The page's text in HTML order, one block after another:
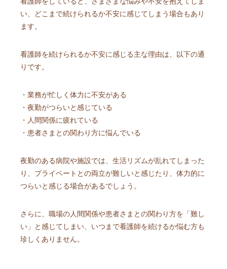
い、どこまで続けられるか不安に感じてしまう場合もあり
ます。
看護師を続けられるか不安に感じる主な理由は、以下の通
りです。
・業務が忙しく体力に不安がある
・夜勤がつらいと感じている
・人間関係に疲れている
・患者さまとの関わり方に悩んでいる
夜勤のある病院や施設では、生活リズムが乱れてしまった
り、プライベートとの両立が難しいと感じたり、体力的に
つらいと感じる場合があるでしょう。
さらに、職場の人間関係や患者さまとの関わり方を「難し
い」と感じてしまい、いつまで看護師を続けるか悩む方も
珍しくありません。